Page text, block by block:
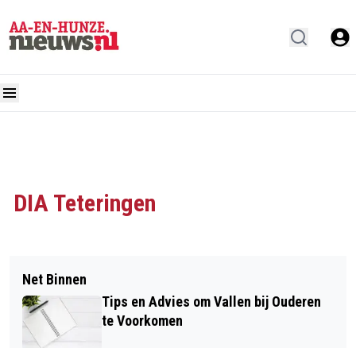
DIA Teteringen
Net Binnen
Tips en Advies om Vallen bij Ouderen
te Voorkomen